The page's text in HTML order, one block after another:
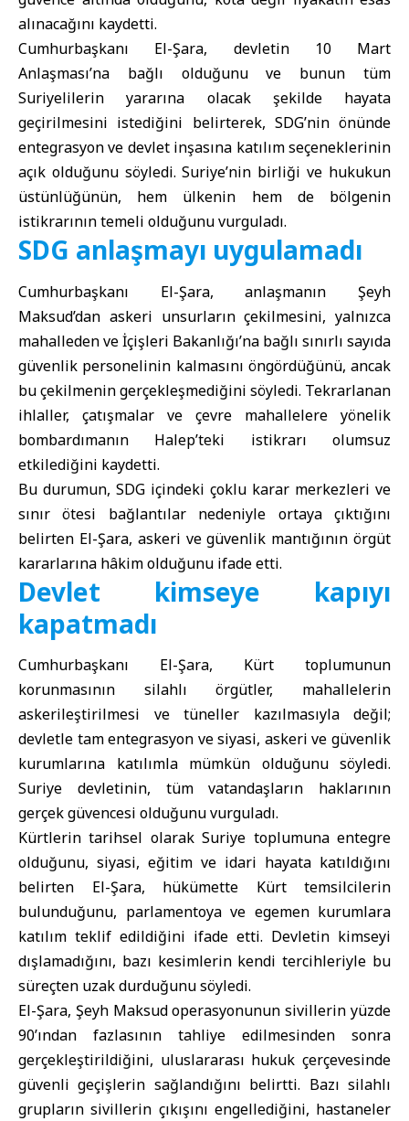
alınacağını kaydetti.
Cumhurbaşkanı El-Şara, devletin 10 Mart
Anlaşması’na bağlı olduğunu ve bunun tüm
Suriyelilerin yararına olacak şekilde hayata
geçirilmesini istediğini belirterek, SDG’nin önünde
entegrasyon ve devlet inşasına katılım seçeneklerinin
açık olduğunu söyledi. Suriye’nin birliği ve hukukun
üstünlüğünün, hem ülkenin hem de bölgenin
istikrarının temeli olduğunu vurguladı.
SDG anlaşmayı uygulamadı
Cumhurbaşkanı El-Şara, anlaşmanın Şeyh
Maksud’dan askeri unsurların çekilmesini, yalnızca
mahalleden ve İçişleri Bakanlığı’na bağlı sınırlı sayıda
güvenlik personelinin kalmasını öngördüğünü, ancak
bu çekilmenin gerçekleşmediğini söyledi. Tekrarlanan
ihlaller, çatışmalar ve çevre mahallelere yönelik
bombardımanın Halep’teki istikrarı olumsuz
etkilediğini kaydetti.
Bu durumun, SDG içindeki çoklu karar merkezleri ve
sınır ötesi bağlantılar nedeniyle ortaya çıktığını
belirten El-Şara, askeri ve güvenlik mantığının örgüt
kararlarına hâkim olduğunu ifade etti.
Devlet kimseye kapıyı
kapatmadı
Cumhurbaşkanı El-Şara, Kürt toplumunun
korunmasının silahlı örgütler, mahallelerin
askerileştirilmesi ve tüneller kazılmasıyla değil;
devletle tam entegrasyon ve siyasi, askeri ve güvenlik
kurumlarına katılımla mümkün olduğunu söyledi.
Suriye devletinin, tüm vatandaşların haklarının
gerçek güvencesi olduğunu vurguladı.
Kürtlerin tarihsel olarak Suriye toplumuna entegre
olduğunu, siyasi, eğitim ve idari hayata katıldığını
belirten El-Şara, hükümette Kürt temsilcilerin
bulunduğunu, parlamentoya ve egemen kurumlara
katılım teklif edildiğini ifade etti. Devletin kimseyi
dışlamadığını, bazı kesimlerin kendi tercihleriyle bu
süreçten uzak durduğunu söyledi.
El-Şara, Şeyh Maksud operasyonunun sivillerin yüzde
90’ından fazlasının tahliye edilmesinden sonra
gerçekleştirildiğini, uluslararası hukuk çerçevesinde
güvenli geçişlerin sağlandığını belirtti. Bazı silahlı
grupların sivillerin çıkışını engellediğini, hastaneler